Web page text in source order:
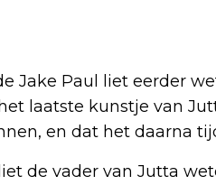
Jake Paul liet eerder
laatste kunstje van
en dat het daarna
de vader van Jutta